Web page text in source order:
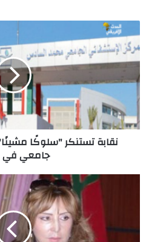
تستنكر
"سلوكًا
مشينًا"
لمسؤول
بمستشفى
جامعي
في
وجدة
نقابة تستنكر "سلوكًا
جامعي في
استحقاقات